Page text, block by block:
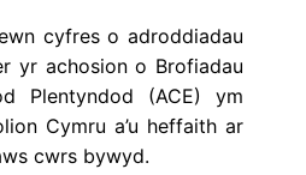
cyfres o adroddiadau
yr achosion o Brofiadau
Plentyndod (ACE) ym
Cymru a’u heffaith ar
cwrs bywyd.